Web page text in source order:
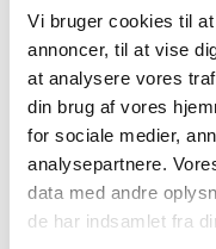
Vi bruger cookies til
annoncer, til at vise
at analysere vores
din brug af vores
for sociale medier,
analysepartnere.
data med andre
de har indsamlet fra
Tilføj til kurv